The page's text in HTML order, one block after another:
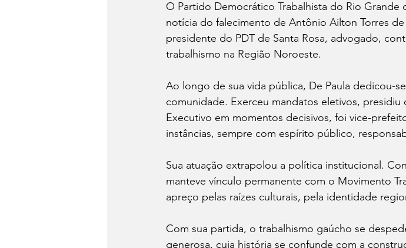
O Partido Democrático Trabalhista do Rio
notícia do falecimento de Antônio Ailton Torres
presidente do PDT de Santa Rosa, advogado,
trabalhismo na Região Noroeste.
Ao longo de sua vida pública, De Paula dedicou-
comunidade. Exerceu mandatos eletivos,
Executivo em momentos decisivos, foi vice-
instâncias, sempre com espírito público,
Sua atuação extrapolou a política institucional.
manteve vínculo permanente com o Movimento
apreço pelas raízes culturais, pela identidade
Com sua partida, o trabalhismo gaúcho se
generosa, cuja história se confunde com a